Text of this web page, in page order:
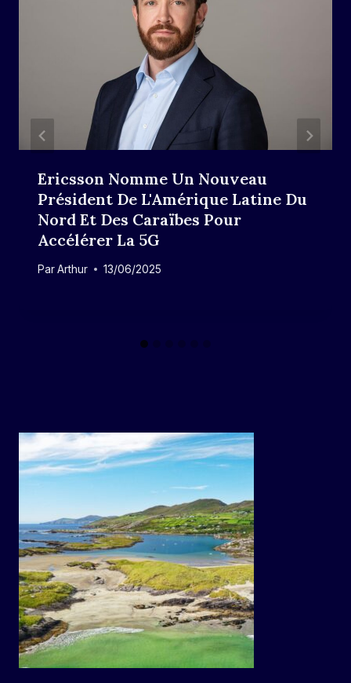
Ericsson Nomme Un Nouveau
Président De L'Amérique Latine Du
Nord Et Des Caraïbes Pour
Accélérer La 5G
ParArthur 13/06/2025